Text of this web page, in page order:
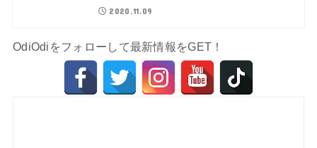
2020.11.09
OdiOdiをフォローして最新情報をGET！